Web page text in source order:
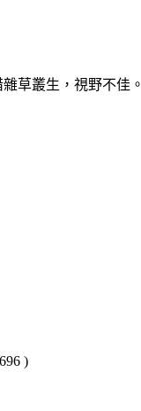
草叢生，視野不佳。
696 )